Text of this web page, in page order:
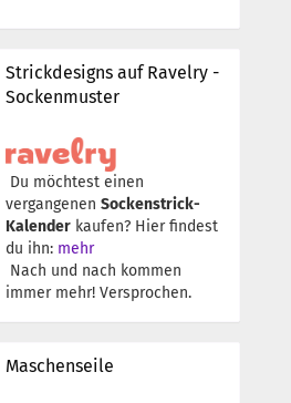
Strickdesigns auf Ravelry -
Sockenmuster
Du möchtest einen
vergangenen Sockenstrick-
Kalender kaufen? Hier findest
du ihn: mehr
Nach und nach kommen
immer mehr! Versprochen.
Maschenseile